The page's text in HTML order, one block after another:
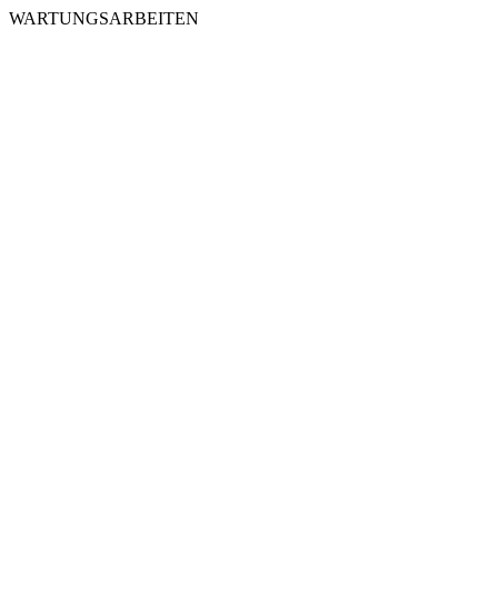
WARTUNGSARBEITEN